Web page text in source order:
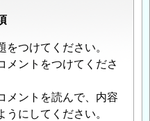
つけてください。
メントをつけてくださ
メントを読んで、内容
にしてください。